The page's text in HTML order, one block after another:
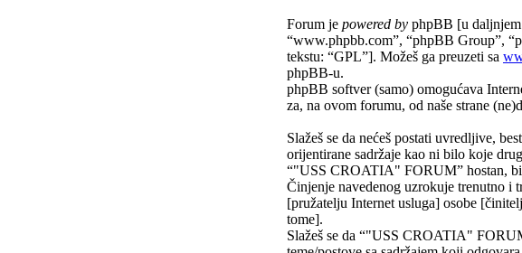
Forum je powered by phpBB [u
“www.phpbb.com”, “phpBB Group”,
tekstu: “GPL”]. Možeš ga preuzeti sa
phpBB-u.
phpBB softver (samo) omogućava
za, na ovom forumu, od naše strane
Slažeš se da nećeš postati uvredljive,
orijentirane sadržaje kao ni bilo koje
“"USS CROATIA" FORUM” hostan,
Činjenje navedenog uzrokuje trenutno i
[pružatelju Internet usluga] osobe
tome].
Slažeš se da “"USS CROATIA"